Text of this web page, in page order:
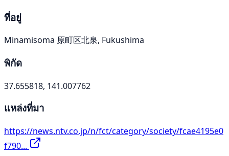
ที่อยู่
Minamisoma 原町区北泉, Fukushima
พิกัด
37.655818, 141.007762
แหล่งที่มา
https://news.ntv.co.jp/n/fct/category/society/fcae4195e0
f790...